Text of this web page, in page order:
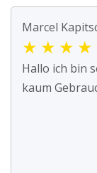
Marcel
★ ★ ★ ★
Hallo ich bin
kaum